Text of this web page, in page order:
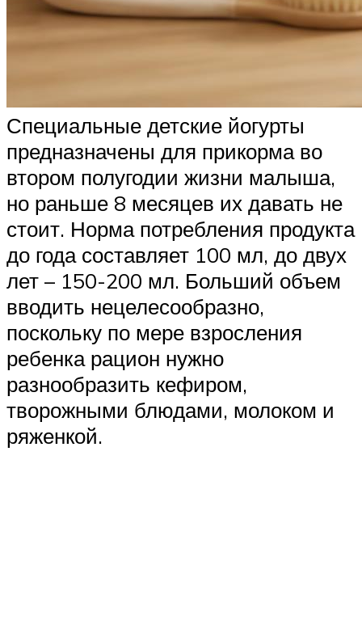
Специальные детские йогурты
предназначены для прикорма во
втором полугодии жизни малыша,
но раньше 8 месяцев их давать не
стоит. Норма потребления продукта
до года составляет 100 мл, до двух
лет – 150-200 мл. Больший объем
вводить нецелесообразно,
поскольку по мере взросления
ребенка рацион нужно
разнообразить кефиром,
творожными блюдами, молоком и
ряженкой.